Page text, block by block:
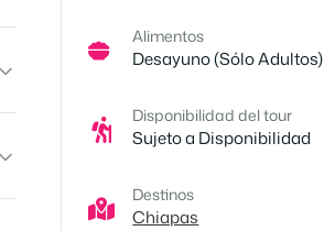
Alimentos
Desayuno (Sólo Adultos)
Disponibilidad del tour
Sujeto a Disponibilidad
Destinos
Chiapas